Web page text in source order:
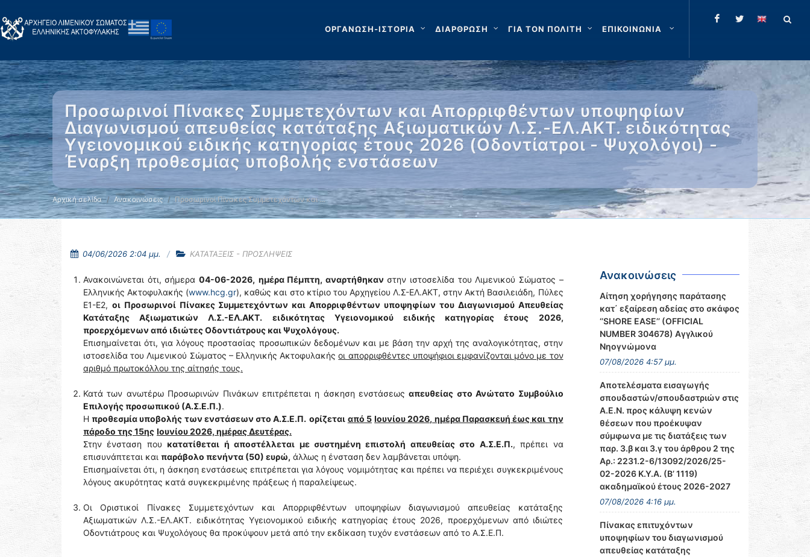
ΟΡΓΑΝΩΣΗ-ΙΣΤΟΡΙΑ ΔΙΑΡΘΡΩΣΗ ΓΙΑ ΤΟΝ ΠΟΛΙΤΗ ΕΠΙΚΟΙΝΩΝΙΑ
Προσωρινοί Πίνακες Συμμετεχόντων και Απορριφθέντων υποψηφίων
Διαγωνισμού απευθείας κατάταξης Αξιωματικών Λ.Σ.-ΕΛ.ΑΚΤ. ειδικότητας
Υγειονομικού ειδικής κατηγορίας έτους 2026 (Οδοντίατροι - Ψυχολόγοι) -
Έναρξη προθεσμίας υποβολής ενστάσεων
Αρχική σελίδα Ανακοινώσεις Προσωρινοί Πίνακες Συμμετεχόντων και …
04/06/2026 2:04 μμ. ΚΑΤΑΤΑΞΕΙΣ - ΠΡΟΣΛΗΨΕΙΣ
Ανακοινώνεται ότι, σήμερα 04-06-2026, ημέρα Πέμπτη, αναρτήθηκαν στην ιστοσελίδα του Λιμενικού Σώματος –
Ελληνικής Ακτοφυλακής (www.hcg.gr), καθώς και στο κτίριο του Αρχηγείου Λ.Σ-ΕΛ.ΑΚΤ, στην Ακτή Βασιλειάδη, Πύλες
Ε1-Ε2, οι Προσωρινοί Πίνακες Συμμετεχόντων και Απορριφθέντων υποψηφίων του Διαγωνισμού Απευθείας
Κατάταξης Αξιωματικών Λ.Σ.-ΕΛ.ΑΚΤ. ειδικότητας Υγειονομικού ειδικής κατηγορίας έτους 2026,
προερχόμενων από ιδιώτες Οδοντιάτρους και Ψυχολόγους.
Επισημαίνεται ότι, για λόγους προστασίας προσωπικών δεδομένων και με βάση την αρχή της αναλογικότητας, στην
ιστοσελίδα του Λιμενικού Σώματος – Ελληνικής Ακτοφυλακήςοι απορριφθέντες υποψήφιοι εμφανίζονται μόνο με τον
αριθμό πρωτοκόλλου της αίτησής τους.
Κατά των ανωτέρω Προσωρινών Πινάκων επιτρέπεται η άσκηση ενστάσεωςαπευθείας στο Ανώτατο Συμβούλιο
Επιλογής προσωπικού (Α.Σ.Ε.Π.).
Ηπροθεσμία υποβολής των ενστάσεων στο Α.Σ.Ε.Π. ορίζεται από 5 Ιουνίου 2026, ημέρα Παρασκευή έως και την
πάροδο της 15ης Ιουνίου 2026, ημέρας Δευτέρας.
Στην ένσταση που κατατίθεται ή αποστέλλεται με συστημένη επιστολή απευθείας στο Α.Σ.Ε.Π., πρέπει να
επισυνάπτεται και παράβολο πενήντα (50) ευρώ, άλλως η ένσταση δεν λαμβάνεται υπόψη.
Επισημαίνεται ότι, η άσκηση ενστάσεως επιτρέπεται για λόγους νομιμότητας και πρέπει να περιέχει συγκεκριμένους
λόγους ακυρότητας κατά συγκεκριμένης πράξεως ή παραλείψεως.
Οι Οριστικοί Πίνακες Συμμετεχόντων και Απορριφθέντων υποψηφίων διαγωνισμού απευθείας κατάταξης
Αξιωματικών Λ.Σ.-ΕΛ.ΑΚΤ. ειδικότητας Υγειονομικού ειδικής κατηγορίας έτους 2026, προερχόμενων από ιδιώτες
Οδοντιάτρους και Ψυχολόγους θα προκύψουν μετά από την εκδίκαση τυχόν ενστάσεων από το Α.Σ.Ε.Π.
Ανακοινώσεις
Αίτηση χορήγησης παράτασης
κατ΄ εξαίρεση αδείας στο σκάφος
‘’SHORE EASE’’ (OFFICIAL
NUMBER 304678) Αγγλικού
Νηογνώμονα
07/08/2026 4:57 μμ.
Αποτελέσματα εισαγωγής
σπουδαστών/σπουδαστριών στις
Α.Ε.Ν. προς κάλυψη κενών
θέσεων που προέκυψαν
σύμφωνα με τις διατάξεις των
παρ. 3.β και 3.γ του άρθρου 2 της
Αρ.: 2231.2-6/13092/2026/25-
02-2026 Κ.Υ.Α. (Β’ 1119)
ακαδημαϊκού έτους 2026-2027
07/08/2026 4:16 μμ.
Πίνακας επιτυχόντων
υποψηφίων του διαγωνισμού
απευθείας κατάταξης